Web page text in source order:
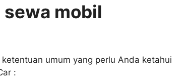
mobil
umum yang perlu Anda ketahui
: